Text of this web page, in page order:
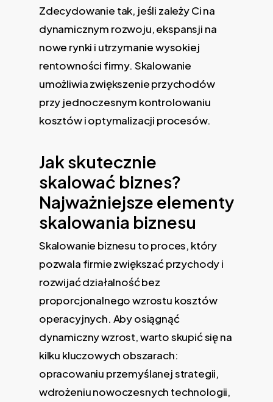
Zdecydowanie tak, jeśli zależy Ci na
dynamicznym rozwoju, ekspansji na
nowe rynki i utrzymanie wysokiej
rentowności firmy. Skalowanie
umożliwia zwiększenie przychodów
przy jednoczesnym kontrolowaniu
kosztów i optymalizacji procesów.
Jak skutecznie
skalować biznes?
Najważniejsze elementy
skalowania biznesu
Skalowanie biznesu to proces, który
pozwala firmie zwiększać przychody i
rozwijać działalność bez
proporcjonalnego wzrostu kosztów
operacyjnych. Aby osiągnąć
dynamiczny wzrost, warto skupić się na
kilku kluczowych obszarach:
opracowaniu przemyślanej strategii,
wdrożeniu nowoczesnych technologii,